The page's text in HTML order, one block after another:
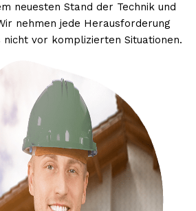
neuesten Stand der Technik und
nehmen jede Herausforderung
nicht vor komplizierten Situationen.